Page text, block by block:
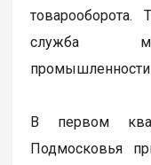
служба
промышленности
В первом
Подмосковья